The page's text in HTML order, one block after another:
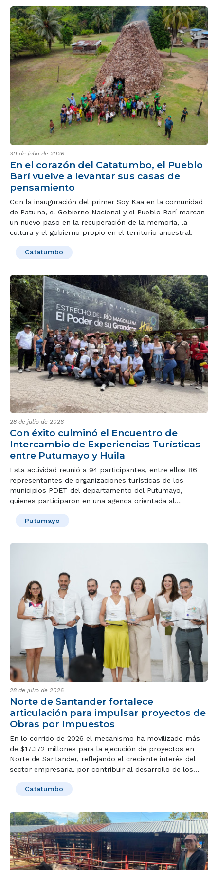
30 de julio de 2026
En el corazón del Catatumbo, el Pueblo
Barí vuelve a levantar sus casas de
pensamiento
Con la inauguración del primer Soy Kaa en la comunidad
de Patuina, el Gobierno Nacional y el Pueblo Barí marcan
un nuevo paso en la recuperación de la memoria, la
cultura y el gobierno propio en el territorio ancestral.
Catatumbo
28 de julio de 2026
Con éxito culminó el Encuentro de
Intercambio de Experiencias Turísticas
entre Putumayo y Huila
Esta actividad reunió a 94 participantes, entre ellos 86
representantes de organizaciones turísticas de los
municipios PDET del departamento del Putumayo,
quienes participaron en una agenda orientada al
conocimientos y la consolidación de alianzas para el
Putumayo
28 de julio de 2026
Norte de Santander fortalece
articulación para impulsar proyectos de
Obras por Impuestos
En lo corrido de 2026 el mecanismo ha movilizado más
de $17.372 millones para la ejecución de proyectos en
Norte de Santander, reflejando el creciente interés del
sector empresarial por contribuir al desarrollo de los
Catatumbo